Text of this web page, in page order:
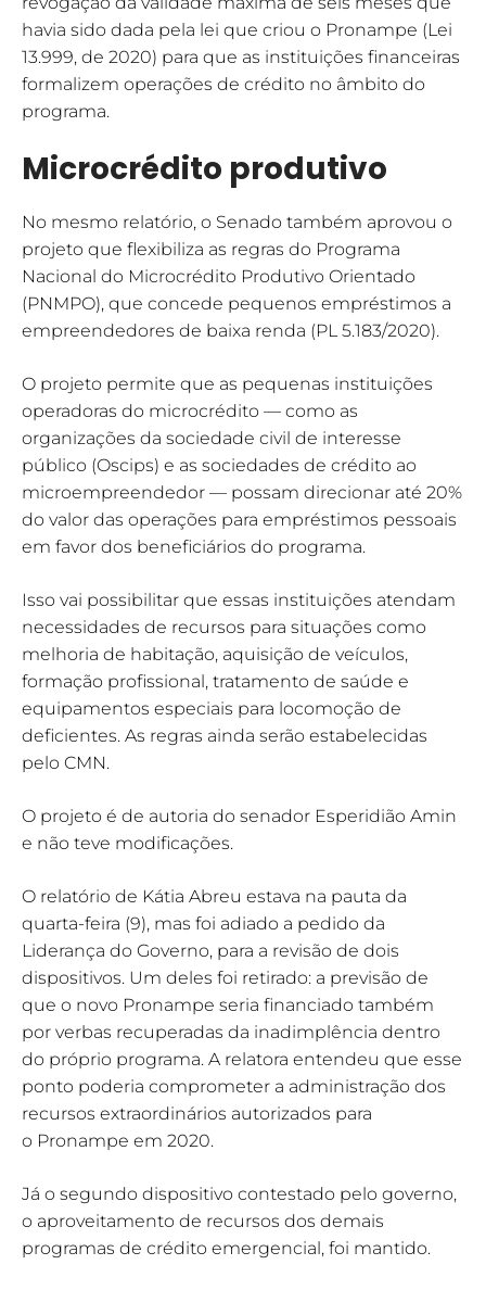
havia sido dada pela lei que criou o Pronampe (Lei
13.999, de 2020) para que as instituições financeiras
formalizem operações de crédito no âmbito do
programa.
Microcrédito produtivo
No mesmo relatório, o Senado também aprovou o
projeto que flexibiliza as regras do Programa
Nacional do Microcrédito Produtivo Orientado
(PNMPO), que concede pequenos empréstimos a
empreendedores de baixa renda (PL 5.183/2020).
O projeto permite que as pequenas instituições
operadoras do microcrédito — como as
organizações da sociedade civil de interesse
público (Oscips) e as sociedades de crédito ao
microempreendedor — possam direcionar até 20%
do valor das operações para empréstimos pessoais
em favor dos beneficiários do programa.
Isso vai possibilitar que essas instituições atendam
necessidades de recursos para situações como
melhoria de habitação, aquisição de veículos,
formação profissional, tratamento de saúde e
equipamentos especiais para locomoção de
deficientes. As regras ainda serão estabelecidas
pelo CMN.
O projeto é de autoria do senador Esperidião Amin
e não teve modificações.
O relatório de Kátia Abreu estava na pauta da
quarta-feira (9), mas foi adiado a pedido da
Liderança do Governo, para a revisão de dois
dispositivos. Um deles foi retirado: a previsão de
que o novo Pronampe seria financiado também
por verbas recuperadas da inadimplência dentro
do próprio programa. A relatora entendeu que esse
ponto poderia comprometer a administração dos
recursos extraordinários autorizados para
o Pronampe em 2020.
Já o segundo dispositivo contestado pelo governo,
o aproveitamento de recursos dos demais
programas de crédito emergencial, foi mantido.